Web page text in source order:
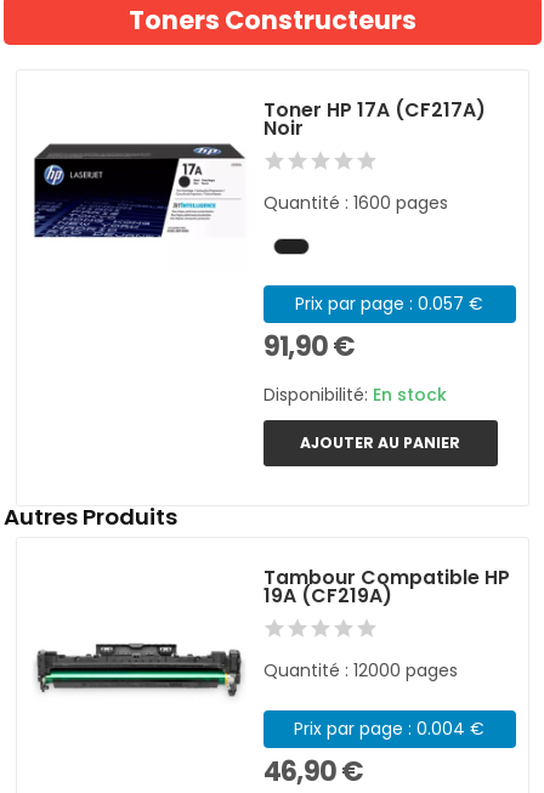
Toners Constructeurs
Toner HP 17A (CF217A)
Noir
Quantité : 1600 pages
Prix par page : 0.057 €
91,90 €
Disponibilité: En stock
AJOUTER AU PANIER
Autres Produits
Tambour Compatible HP
19A (CF219A)
Quantité : 12000 pages
Prix par page : 0.004 €
46,90 €